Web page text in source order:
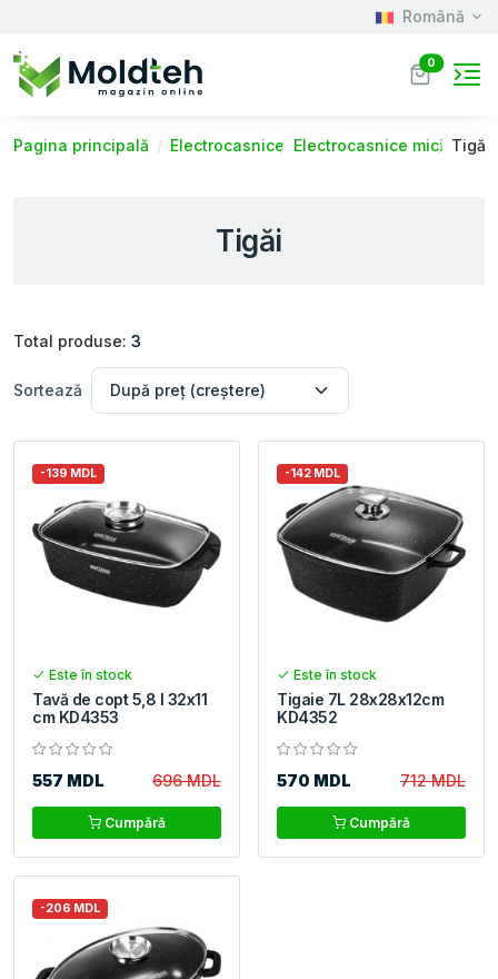
Română
0
Pagina principală Electrocasnice Electrocasnice mici Tigăi
Tigăi
Total produse: 3
Sortează
-139 MDL
Este în stock
Tavă de copt 5,8 l 32x11
cm KD4353
557 MDL 696 MDL
Cumpără
-142 MDL
Este în stock
Tigaie 7L 28x28x12cm
KD4352
570 MDL 712 MDL
Cumpără
-206 MDL